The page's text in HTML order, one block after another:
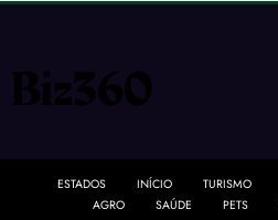
ESTADOS INÍCIO TURISMO
AGRO
SAÚDE PETS